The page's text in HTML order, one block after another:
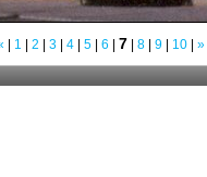
1 2 3| 4| 5| 6 7| 8| 9| 10| »